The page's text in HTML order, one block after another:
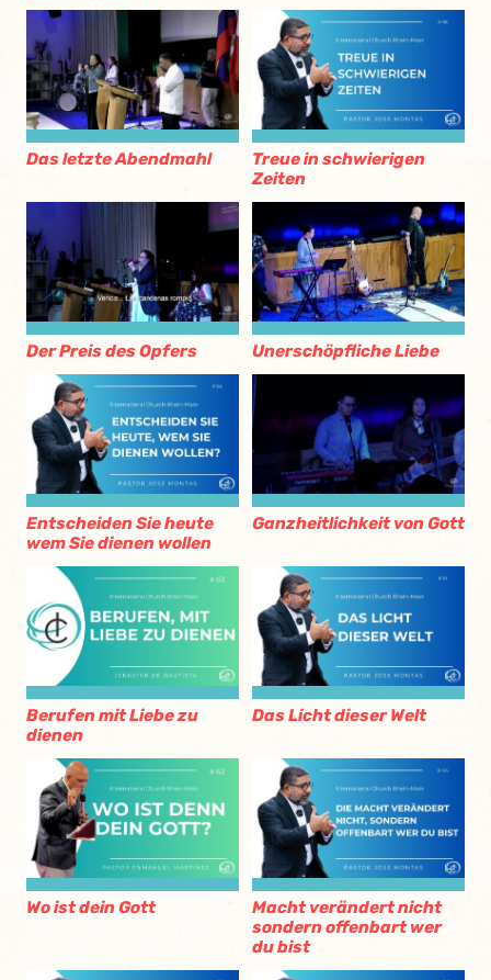
Das letzte Abendmahl
Treue in schwierigen
Zeiten
Der Preis des Opfers Unerschöpfliche Liebe
Entscheiden Sie heute
wem Sie dienen wollen
Ganzheitlichkeit von Gott
Berufen mit Liebe zu
dienen
Das Licht dieser Welt
Wo ist dein Gott
Macht verändert nicht
sondern offenbart wer
du bist